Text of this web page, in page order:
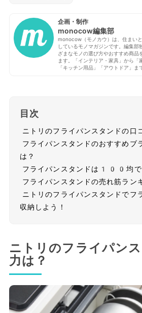
企画・制作
monocow編集部
monocow（モノカウ）は、住まい
しているモノマガジンです。編集部
ざまなモノの選び方やおすすめ商品
ます。「インテリア・家具」から「
「キッチン用品」「アウトドア」ま
目次
ニトリのフライパンスタンドの口
フライパンスタンドのおすすめブ
は？
フライパンスタンドは100均で
フライパンスタンドの売れ筋ラン
ニトリのフライパンスタンドでフ
収納しよう！
ニトリのフライパン
力は？